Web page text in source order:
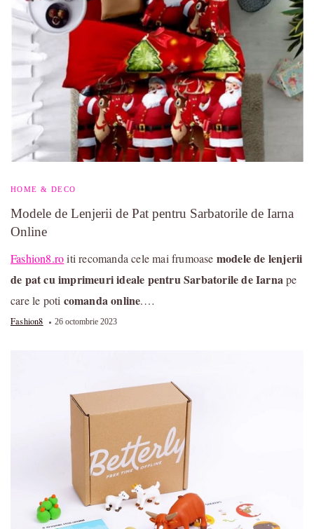
HOME & DECO
Modele de Lenjerii de Pat pentru Sarbatorile de Iarna
Online
Fashion8.roiti recomanda cele mai frumoase modele de lenjerii
de pat cu imprimeuri ideale pentru Sarbatorile de Iarnape
care le poti comanda online.…
Fashion8 26 octombrie 2023